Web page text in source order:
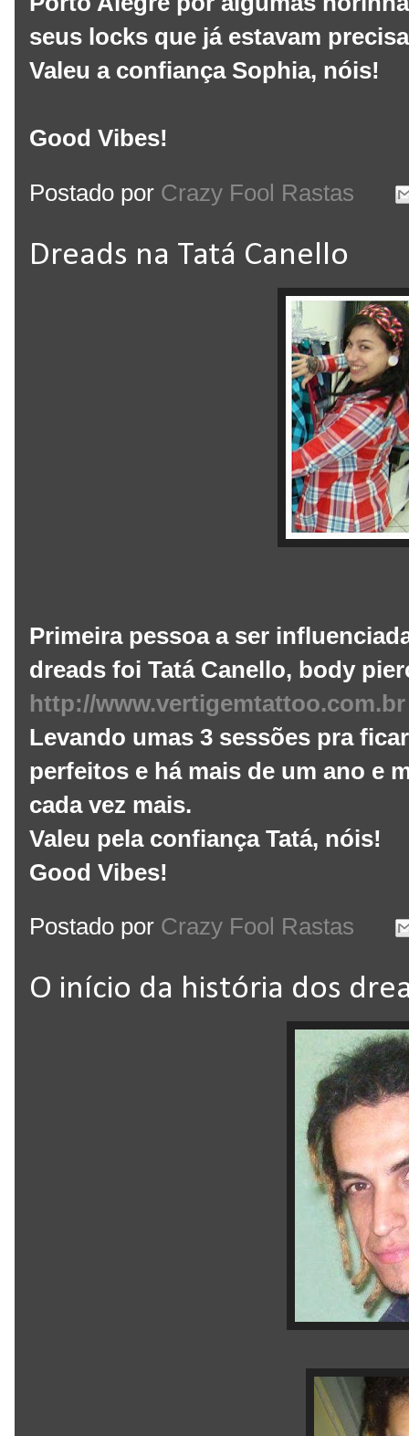
seus locks que já estavam
Valeu a confiança Sophia, nóis!
Good Vibes!
Postado por Crazy Fool Rastas
Dreads na Tatá Canello
Primeira pessoa a ser
dreads foi Tatá Canello, body
http://www.vertigemtattoo.com.br
Levando umas 3 sessões pra
perfeitos e há mais de um ano e
cada vez mais.
Valeu pela confiança Tatá, nóis!
Good Vibes!
Postado por Crazy Fool Rastas
O início da história dos